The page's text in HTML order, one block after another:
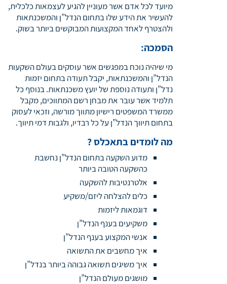
מיועד לכל אדם אשר מעוניין להגיע לעצמאות כלכלית,
להעשיר את הידע שלו בתחום הנדל”ן והמשכנתאות
ולהצטרף לאחד המקצועות המבוקשים ביותר בשוק.
הסמכה:
מי שיהיה נוכח במפגשים אשר עוסקים בעולם השקעות
הנדל”ן והמשכנתאות, יקבל תעודה בתחום יזמות
נדל”ן ותעודה נוספת של יועץ משכנתאות. בנוסף כל
תלמיד אשר עובר את מבחן רשם המתווכים, מקבל
ממשרד המשפטים רישיון מתווך מורשה, וזכאי לעסוק
בתחום תיווך הנדל”ן על כל רבדיו, ולגבות דמי תיווך.
מה לומדים בתאכלס ?
מדוע השקעה בתחום הנדל”ן נחשבת
כהשקעה הטובה ביותר
אלטרנטיבות להשקעה
כלים להצלחה ליזם/משקיע
דוגמאות ליזמות
משקיעים בענף הנדל”ן
אנשי המקצוע בענף הנדל”ן
איך מחשבים את התשואה
איך משיגים תשואה גבוהה ביותר בנדל”ן
מושגים מעולם הנדל”ן